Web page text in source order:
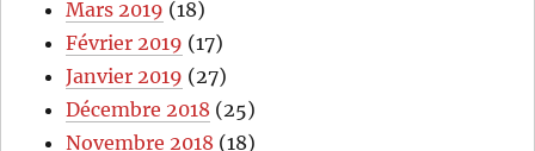
Mars 2019 (18)
Février 2019 (17)
Janvier 2019 (27)
Décembre 2018 (25)
Novembre 2018 (18)